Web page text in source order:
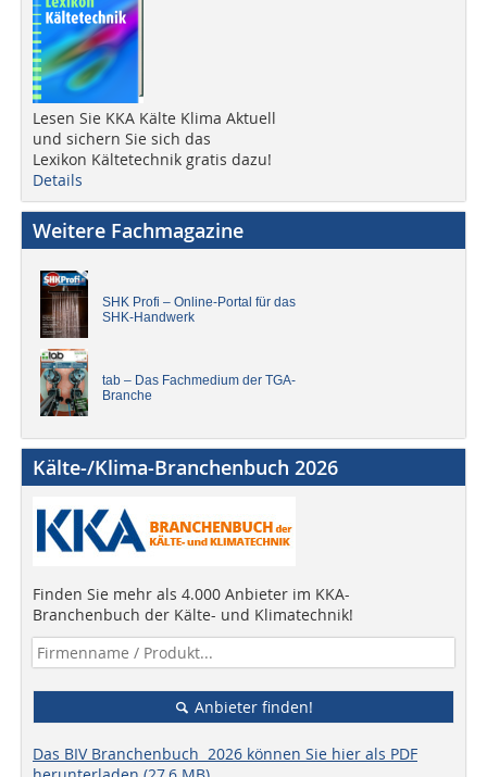
Lesen Sie KKA Kälte Klima Aktuell
und sichern Sie sich das
Lexikon Kältetechnik gratis dazu!
Details
Weitere Fachmagazine
SHK Profi – Online-Portal für das
SHK-Handwerk
tab – Das Fachmedium der TGA-
Branche
Kälte-/Klima-Branchenbuch 2026
Finden Sie mehr als 4.000 Anbieter im KKA-
Branchenbuch der Kälte- und Klimatechnik!
Anbieter finden!
Das BIV Branchenbuch 2026 können Sie hier als PDF